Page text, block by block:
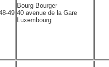
49
Bourg-Bourger
40 avenue de la Gare
Luxembourg